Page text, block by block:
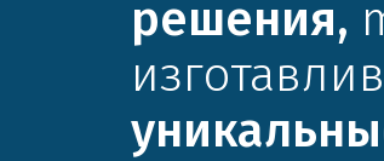
решения,